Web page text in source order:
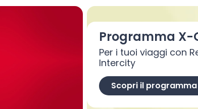
Programma X-
Per i tuoi viaggi con
Intercity
Scopri il programma